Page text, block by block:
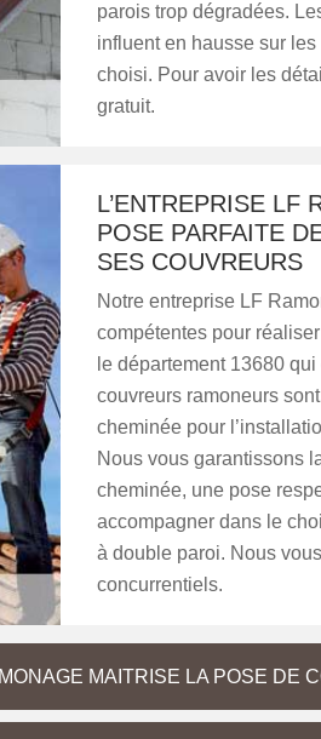
parois trop dégradées.
influent en hausse sur
choisi. Pour avoir les
gratuit.
L’ENTREPRISE LF
POSE PARFAITE
SES COUVREURS
Notre entreprise LF
compétentes pour
le département 13680
couvreurs ramoneurs
cheminée pour
Nous vous garantissons
cheminée, une pose
accompagner dans le
à double paroi. Nous
concurrentiels.
MAITRISE LA POSE DE